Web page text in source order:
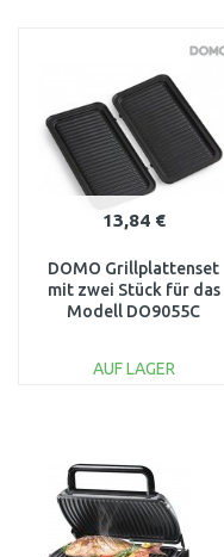
Vergleichen
13,84 €
DOMO Grillplattenset
mit zwei Stück für das
Modell DO9055C
AUF LAGER
Vergleichen